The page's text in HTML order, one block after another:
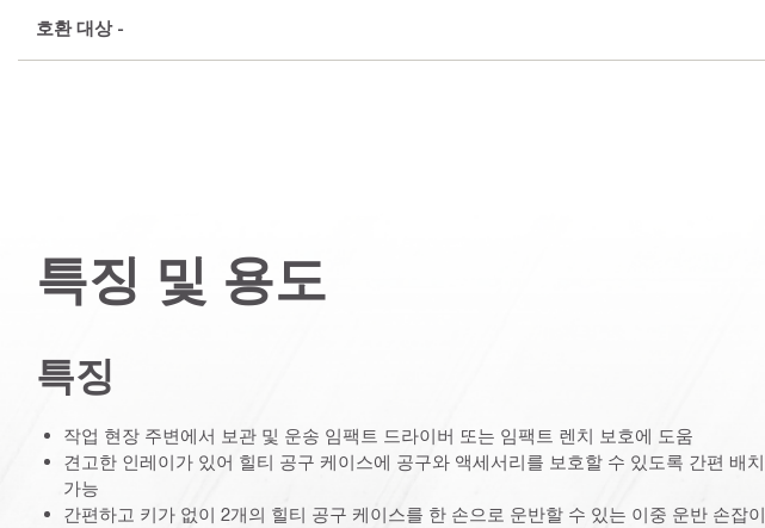
호환 대상 -
특징 및 용도
특징
작업 현장 주변에서 보관 및 운송 임팩트 드라이버 또는 임팩트 렌치 보호에 도움
견고한 인레이가 있어 힐티 공구 케이스에 공구와 액세서리를 보호할 수 있도록 간편 배치
가능
간편하고 키가 없이 2개의 힐티 공구 케이스를 한 손으로 운반할 수 있는 이중 운반 손잡이